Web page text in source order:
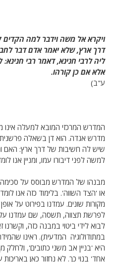
ויקרא אל משה וידבר למה הקדים
דרך ארץ, שלא יאמר אדם דבר
ליה לרבי חנינא, דאמר רבי
אלא אם כן קורהו.
ע"ב)
המדרש המרכזי המובא למעלה
מדרש אגדה. הוא דן בשאלה
שיש לה חשיבות של דרך ארץ: האם
למשה לפני דיבורו עמו, ומניין אנו
מבנהו של המדרש מבוסס על
או 'הצד השווה'. בלימוד כזה אנו
מקורות שונים. עמדנו בפירוט על
לפרשת תצווה, תשסה, שם עמדנו על
לבוא לידי ביטוי במבנה כזה, וקשרנו
במתודולוגיה המדעית). ראינו
היא 'בניין אב משני כתובים', ולחלק
אחד' בנוי כך. לא נחזור כאן